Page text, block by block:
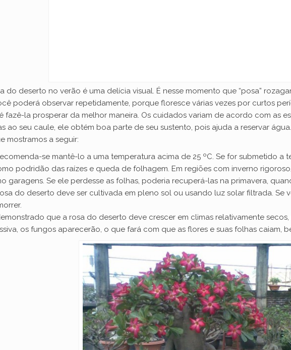
do deserto no verão é uma delícia visual. É nesse momento que “posa”
poderá observar repetidamente, porque floresce várias vezes por curtos
fazê-la prosperar da melhor maneira. Os cuidados variam de acordo com as
ao seu caule, ele obtém boa parte de seu sustento, pois ajuda a reservar
mostramos a seguir:
se mantê-lo a uma temperatura acima de 25 ºC. Se for submetido a
podridão das raízes e queda de folhagem. Em regiões com inverno
garagens. Se ele perdesse as folhas, poderia recuperá-las na primavera,
do deserto deve ser cultivada em pleno sol ou usando luz solar filtrada.
que a rosa do deserto deve crescer em climas relativamente
os fungos aparecerão, o que fará com que as flores e suas folhas caiam,